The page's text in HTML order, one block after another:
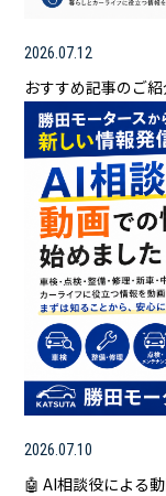
2026.07.12
おすすめ記事のご
2026.07.10
🤖 AI相談役による